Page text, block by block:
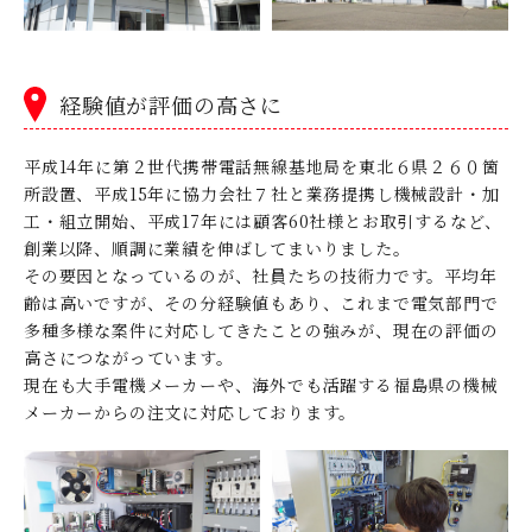
経験値が評価の高さに
平成14年に第２世代携帯電話無線基地局を東北６県２６０箇
所設置、平成15年に協力会社７社と業務提携し機械設計・加
工・組立開始、平成17年には顧客60社様とお取引するなど、
創業以降、順調に業績を伸ばしてまいりました。
その要因となっているのが、社員たちの技術力です。平均年
齢は高いですが、その分経験値もあり、これまで電気部門で
多種多様な案件に対応してきたことの強みが、現在の評価の
高さにつながっています。
現在も大手電機メーカーや、海外でも活躍する福島県の機械
メーカーからの注文に対応しております。